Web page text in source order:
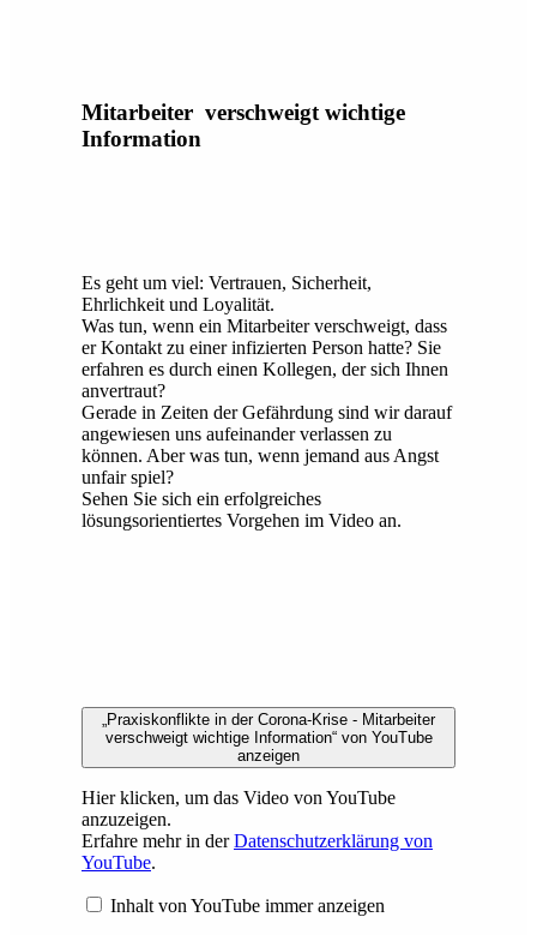
Mitarbeiter verschweigt wichtige
Information
Es geht um viel: Vertrauen, Sicherheit,
Ehrlichkeit und Loyalität.
Was tun, wenn ein Mitarbeiter verschweigt, dass
er Kontakt zu einer infizierten Person hatte? Sie
erfahren es durch einen Kollegen, der sich Ihnen
anvertraut?
Gerade in Zeiten der Gefährdung sind wir darauf
angewiesen uns aufeinander verlassen zu
können. Aber was tun, wenn jemand aus Angst
unfair spiel?
Sehen Sie sich ein erfolgreiches
lösungsorientiertes Vorgehen im Video an.
„Praxiskonflikte in der Corona-Krise - Mitarbeiter
verschweigt wichtige Information“ von YouTube
anzeigen
Hier klicken, um das Video von YouTube
anzuzeigen.
Erfahre mehr in derDatenschutzerklärung von
YouTube.
Inhalt von YouTube immer anzeigen